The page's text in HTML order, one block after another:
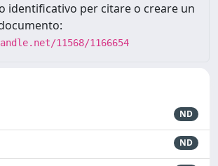
identificativo per citare o creare un
11568/1166654
ND
ND